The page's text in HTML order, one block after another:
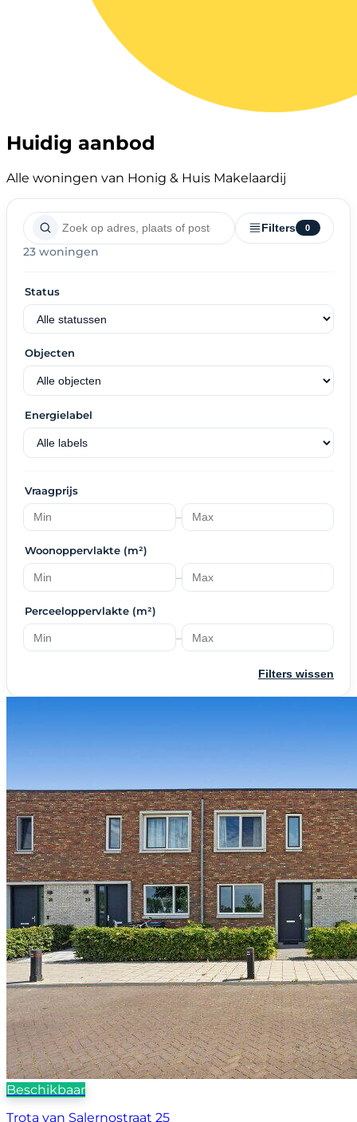
Huidig aanbod
Alle woningen van Honig & Huis Makelaardij
Filters 0
23 woningen
Status
Objecten
Energielabel
Vraagprijs
–
Woonoppervlakte (m²)
–
Perceeloppervlakte (m²)
–
Filters wissen
Beschikbaar
Trota van Salernostraat 25